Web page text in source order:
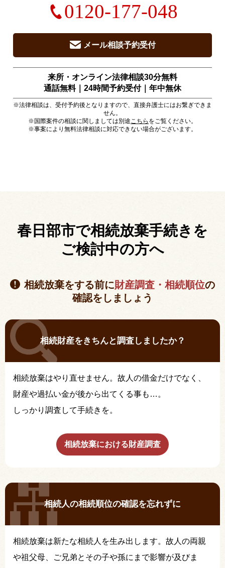
0120-177-048
メール相談予約受付
来所・オンライン法律相談30分無料
通話無料｜24時間予約受付｜ 年中無休
※法律相談は、受付予約後となりますので、直接弁護士にはお繋ぎできま
せん。
※国際案件の相談に関しましては別途こちら をご覧ください。
※事案により無料法律相談に対応できない場合がございます。
春日部市で相続放棄手続きを
ご検討中の方へ
相続放棄をする前に財産調査・相続順位の
確認をしましょう
相続財産をきちんと調査しましたか？
相続放棄はやり直せません。故人の借金だけでなく、
財産や過払い金が後から出てくる事も…。
しっかり調査して手続きを。
相続放棄における財産調査
相続人の相続順位の確認を忘れずに
相続放棄は新たな相続人を生み出します。故人の両親
や祖父母、ご兄弟とその子や孫にまで影響が及びま